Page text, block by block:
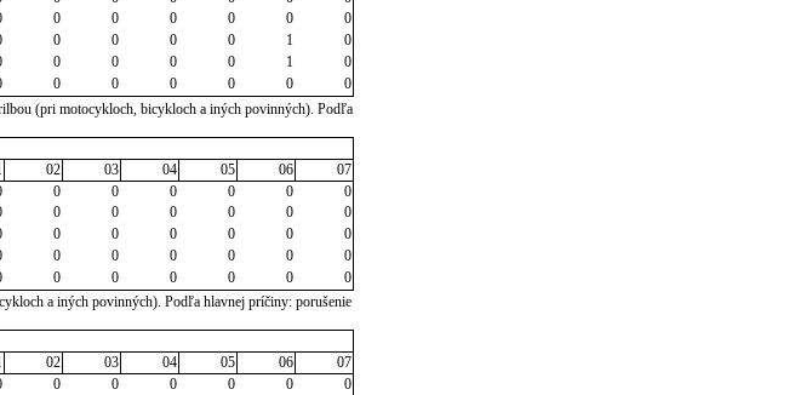
0 0 0 0 0
0
0 0 0 0 1
0
0 0 0 0 1
0
0 0 0 0 0
0
(pri motocykloch, bicykloch a iných povinných). Podľa
02 03 04 05 06
07
0 0 0 0 0
0
0 0 0 0 0
0
0 0 0 0 0
0
0 0 0 0 0
0
0 0 0 0 0
0
a iných povinných). Podľa hlavnej príčiny: porušenie
02 03 04 05 06
07
0 0 0 0 0
0